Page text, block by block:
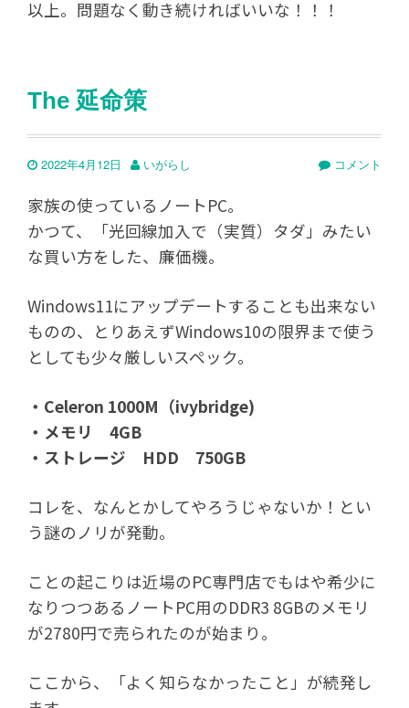
以上。問題なく動き続ければいいな！！！
The 延命策
2022年4月12日 いがらし コメント
家族の使っているノートPC。
かつて、「光回線加入で（実質）タダ」みたい
な買い方をした、廉価機。
Windows11にアップデートすることも出来ない
ものの、とりあえずWindows10の限界まで使う
としても少々厳しいスペック。
・Celeron 1000M（ivybridge)
・メモリ 4GB
・ストレージ HDD 750GB
コレを、なんとかしてやろうじゃないか！とい
う謎のノリが発動。
ことの起こりは近場のPC専門店でもはや希少に
なりつつあるノートPC用のDDR3 8GBのメモリ
が2780円で売られたのが始まり。
ここから、「よく知らなかったこと」が続発し